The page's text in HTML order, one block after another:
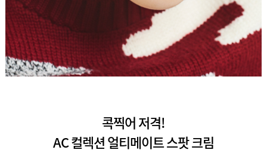
콕찍어 저격!
AC 컬렉션 얼티메이트 스팟 크림